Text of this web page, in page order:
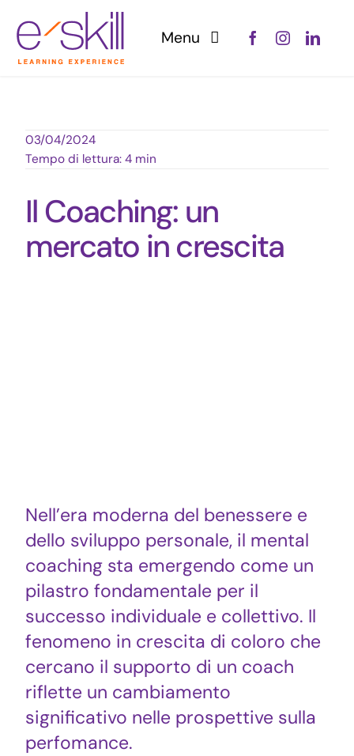
contenuto
Menu
03/04/2024
Tempo di lettura: 4 min
Il Coaching: un
mercato in crescita
Nell’era moderna del benessere e
dello sviluppo personale, il mental
coaching sta emergendo come un
pilastro fondamentale per il
successo individuale e collettivo. Il
fenomeno in crescita di coloro che
cercano il supporto di un coach
riflette un cambiamento
significativo nelle prospettive sulla
perfomance.